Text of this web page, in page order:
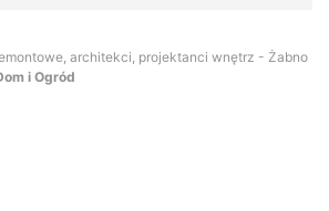
architekci, projektanci wnętrz - Żabno
i Ogród